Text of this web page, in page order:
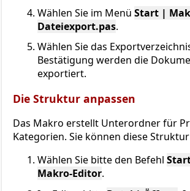
Wählen Sie im Menü Start |
Dateiexport.pas.
Wählen Sie das
Bestätigung werden die
exportiert.
Die Struktur anpassen
Das Makro erstellt Unterordner für
Kategorien. Sie können diese
Wählen Sie bitte den Befehl
Makro-Editor.